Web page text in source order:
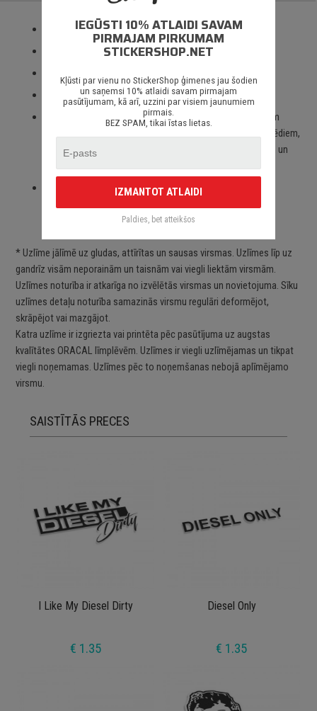
Izmantotas tikai augstas kvalitātes ORACAL līmplēves;
100% mitrumizturība;
Spēcīgs līmes slānis;
Paredzēts priekš auto stikliem, virsbūves daļām, krāsotām
virsmām, portatīvajiem/stacionārajiem datoriem, velosipēdiem,
motocikliem un motorolleriem, kā arī visām citām gludām un
Piegāde Latvijā un citviet pasaulē bez jebkādiem
ierobežojumiem.
* Uzlīme jālīmē uz gludas, attīrītas un sausas virsmas. Uzlīmes līp uz
gandrīz visām neporainām un taisnām vai viegli liektām virsmām.
Uzlīmes noturība ir atkarīga no izvēlētās virsmas un novietojuma. Sīku
uzlīmes detaļu noturība samazinās virsmu regulāri deformējot,
skrāpējot vai mazgājot.
Katra uzlīme ir izgriezta vai printēta pēc pasūtījuma uz augstas
kvalītātes ORACAL līmplēvēm. Uzlīmes ir viegli uzlīmējamas un tikpat
viegli noņemamas. Uzlīmes pēc to noņemšanas nebojā aplīmējamo
virsmu.
SAISTĪTĀS PRECES
I Like My Diesel Dirty
€ 1.35
Diesel Only
€ 1.35
IEGŪSTI 10% ATLAIDI SAVAM
PIRMAJAM PIRKUMAM
STICKERSHOP.NET
Kļūsti par vienu no StickerShop ģimenes jau šodien
un saņemsi 10% atlaidi savam pirmajam
pasūtījumam, kā arī, uzzini par visiem jaunumiem
pirmais.
BEZ SPAM, tikai īstas lietas.
IZMANTOT ATLAIDI
Paldies, bet atteikšos